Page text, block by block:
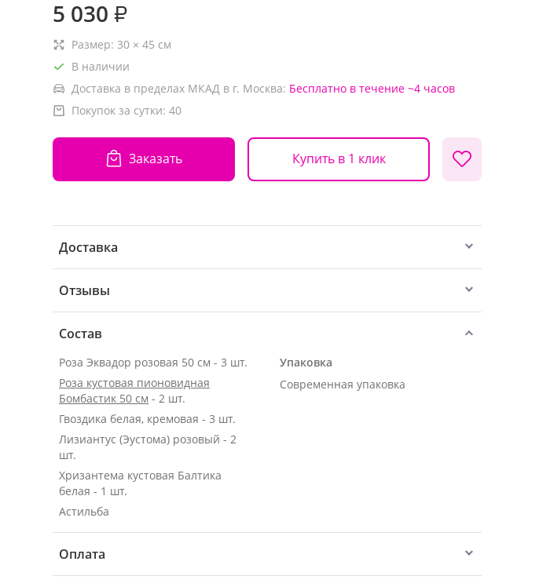
5 030 ₽
Размер: 30 × 45 см
В наличии
Доставка в пределах МКАД в г. Москва: Бесплатно в течение ~4 часов
Покупок за сутки: 40
Заказать Купить в 1 клик
Доставка
Отзывы
Состав
Роза Эквадор розовая 50 см - 3 шт.
Роза кустовая пионовидная
Бомбастик 50 см - 2 шт.
Гвоздика белая, кремовая - 3 шт.
Лизиантус (Эустома) розовый - 2
шт.
Хризантема кустовая Балтика
белая - 1 шт.
Астильба
Упаковка
Современная упаковка
Оплата